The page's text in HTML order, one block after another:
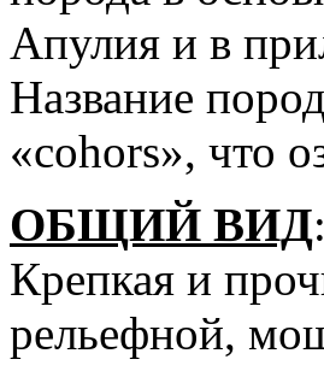
Апулия и в
Название
«cohors», что
ОБЩИЙ ВИД
Крепкая и
рельефной,